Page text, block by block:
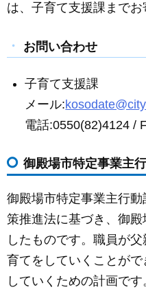
は、子育て支援課までお
お問い合わせ
子育て支援課
メール:
電話:0550(82)4124 /
御殿場市特定事業主
御殿場市特定事業主行
策推進法に基づき、御
したものです。職員が
育てをしていくことが
していくための計画です